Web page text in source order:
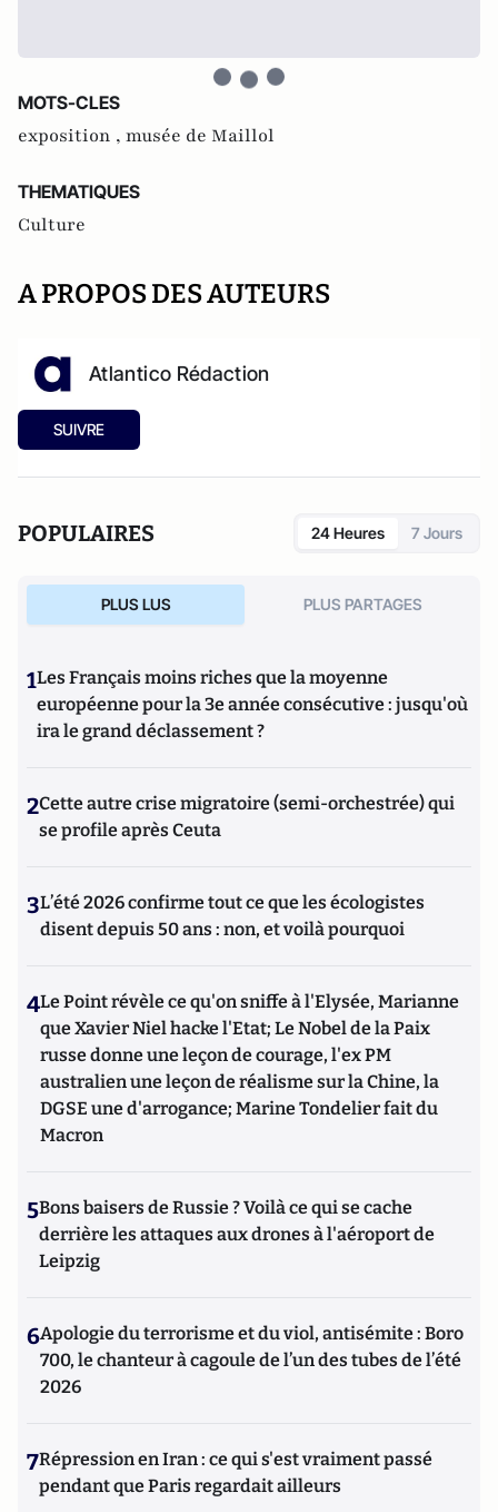
MOTS-CLES
exposition , musée de Maillol
THEMATIQUES
Culture
A PROPOS DES AUTEURS
Atlantico Rédaction
SUIVRE
POPULAIRES 24 Heures 7 Jours
PLUS LUS PLUS PARTAGES
1Les Français moins riches que la moyenne
européenne pour la 3e année consécutive : jusqu'où
ira le grand déclassement ?
2Cette autre crise migratoire (semi-orchestrée) qui
se profile après Ceuta
3L’été 2026 confirme tout ce que les écologistes
disent depuis 50 ans : non, et voilà pourquoi
4Le Point révèle ce qu'on sniffe à l'Elysée, Marianne
que Xavier Niel hacke l'Etat; Le Nobel de la Paix
russe donne une leçon de courage, l'ex PM
australien une leçon de réalisme sur la Chine, la
DGSE une d'arrogance; Marine Tondelier fait du
Macron
5Bons baisers de Russie ? Voilà ce qui se cache
derrière les attaques aux drones à l'aéroport de
Leipzig
6Apologie du terrorisme et du viol, antisémite : Boro
700, le chanteur à cagoule de l’un des tubes de l’été
2026
7Répression en Iran : ce qui s'est vraiment passé
pendant que Paris regardait ailleurs